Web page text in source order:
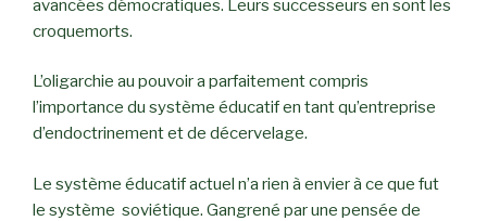
avancées démocratiques. Leurs successeurs en sont les
croquemorts.
L’oligarchie au pouvoir a parfaitement compris
l’importance du système éducatif en tant qu’entreprise
d’endoctrinement et de décervelage.
Le système éducatif actuel n’a rien à envier à ce que fut
le système soviétique. Gangrené par une pensée de